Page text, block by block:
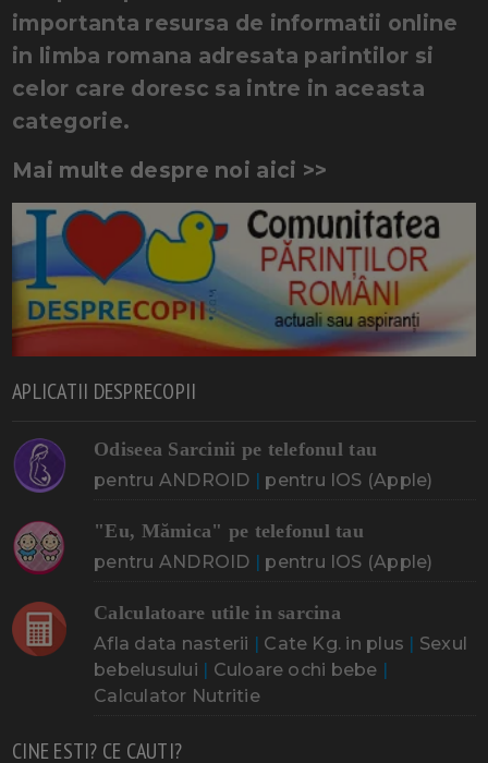
importanta resursa de informatii online
in limba romana adresata parintilor si
celor care doresc sa intre in aceasta
categorie.
Mai multe despre noi aici >>
APLICATII DESPRECOPII
Odiseea Sarcinii pe telefonul tau
pentru ANDROID | pentru IOS (Apple)
"Eu, Mămica" pe telefonul tau
pentru ANDROID | pentru IOS (Apple)
Calculatoare utile in sarcina
Afla data nasterii | Cate Kg. in plus | Sexul
bebelusului | Culoare ochi bebe |
Calculator Nutritie
CINE ESTI? CE CAUTI?